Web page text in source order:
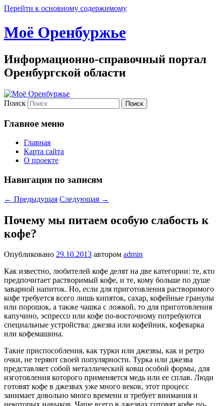
Перейти к основному содержимому
Моё Оренбуржье
Информационно-справочный портал
Оренбургской области
Поиск
Главное меню
Главная
Карта сайта
О проекте
Навигация по записям
← Предыдущая Следующая →
Почему мы питаем особую слабость к
кофе?
Опубликовано 29.10.2013 автором admin
Как известно, любителей кофе делят на две категории: те, кто
предпочитает растворимый кофе, и те, кому больше по душе
заварной напиток. Но, если для приготовления растворимого
кофе требуется всего лишь кипяток, сахар, кофейные гранулы
или порошок, а также чашка с ложкой, то для приготовления
капучино, эспрессо или кофе по-восточному потребуются
специальные устройства: джезва или кофейник, кофеварка
или кофемашина.
Такие приспособления, как турки или джезвы, как и ретро
очки, не теряют своей популярности. Турка или джезва
представляет собой металлический ковш особой формы, для
изготовления которого применяется медь или ее сплав. Люди
готовят кофе в джезвах уже много веков, этот процесс
занимает довольно много времени и требует внимания и